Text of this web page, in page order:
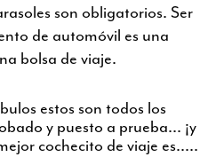
son obligatorios. Ser
de automóvil es una
bolsa de viaje.
estos son todos los
y puesto a prueba... ¡y
cochecito de viaje es.....